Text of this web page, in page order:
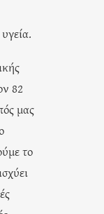
82
μας
το